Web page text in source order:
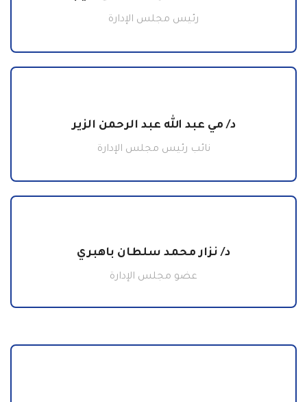
رئيس مجلس الإدارة
د/ مي عبد الله عبد الرحمن الزير
نائب رئيس مجلس الإدارة
د/ نزار محمد سلطان باهبري
عضو مجلس الإدارة